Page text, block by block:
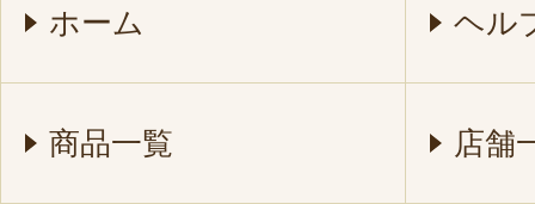
ホーム ヘル
商品一覧 店舗